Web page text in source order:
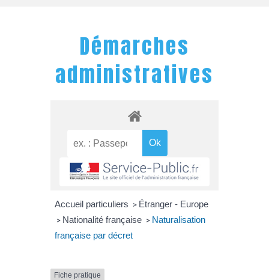
Démarches
administratives
Accueil particuliers > Étranger - Europe
> Nationalité française > Naturalisation
française par décret
Fiche pratique